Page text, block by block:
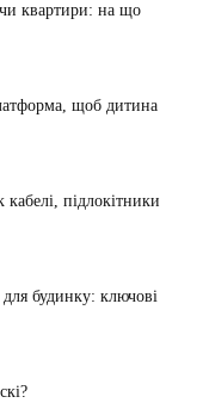
квартири: на що
щоб дитина
підлокітники
будинку: ключові